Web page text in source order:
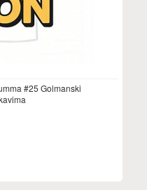
#25 Golmanski